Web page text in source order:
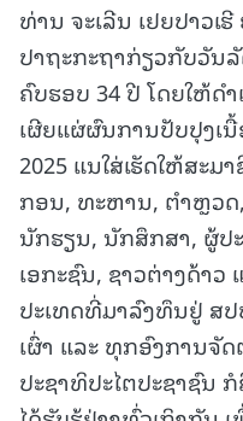
ທ່ານ ຈະເລີນ ເຢຍປາວເ
ປາຖະກະຖາກ່ຽວກັບວັນ
ຄົບຮອບ 34 ປີ ໂດຍໃຫ້ດ
ເຜີຍແຜ່ຜົນການປັບປຸງເ
2025 ແນໃສ່ເຮັດໃຫ້ສະ
ກອນ, ທະຫານ, ຕຳຫຼວ
ນັກຮຽນ, ນັກສຶກສາ, ຜູ້
ເອກະຊົນ, ຊາວຕ່າງດ້າວ
ປະເທດທີ່ມາລົງທຶນຢູ່ ສປ
ເຜົ່າ ແລະ ທຸກອົງການຈັດ
ປະຊາທິປະໄຕປະຊາຊົນ